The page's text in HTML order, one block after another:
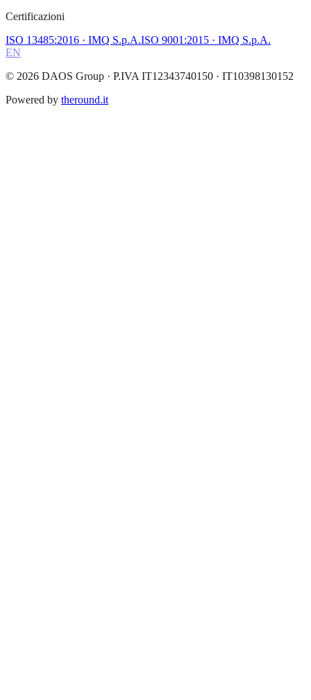
Certificazioni
ISO 13485:2016 · IMQ S.p.A.ISO 9001:2015 · IMQ S.p.A.
EN
© 2026 DAOS Group · P.IVA IT12343740150 · IT10398130152
Powered by theround.it